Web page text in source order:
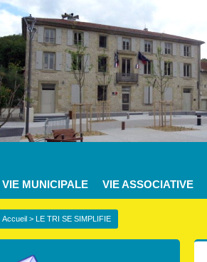
VIE MUNICIPALE VIE ASSOCIATIVE
Accueil > LE TRI SE SIMPLIFIE